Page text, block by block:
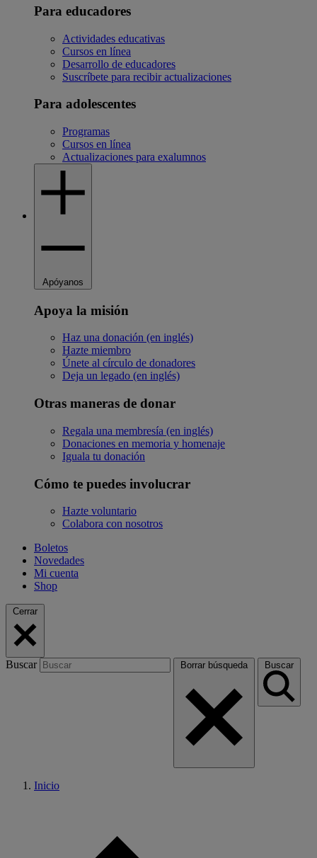
Para educadores
Actividades educativas
Cursos en línea
Desarrollo de educadores
Suscríbete para recibir actualizaciones
Para adolescentes
Programas
Cursos en línea
Actualizaciones para exalumnos
Apóyanos
Apoya la misión
Haz una donación (en inglés)
Hazte miembro
Únete al círculo de donadores
Deja un legado (en inglés)
Otras maneras de donar
Regala una membresía (en inglés)
Donaciones en memoria y homenaje
Iguala tu donación
Cómo te puedes involucrar
Hazte voluntario
Colabora con nosotros
Boletos
Novedades
Mi cuenta
Shop
Cerrar
Buscar Borrar búsqueda Buscar
Inicio